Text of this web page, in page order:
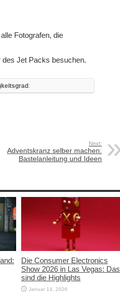
Fotografen, die
Jet Packs besuchen.
:
Next:
Adventskranz selber machen:
Bastelanleitung und Ideen
Die Consumer Electronics
Show 2026 in Las Vegas: Das
sind die Highlights
Januar 14, 2026